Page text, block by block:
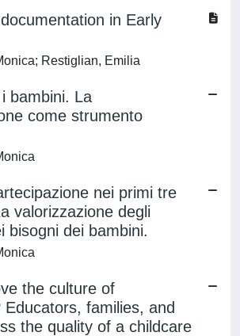
in Early
Restiglian, Emilia
i bambini. La
come strumento
nei primi tre
valorizzazione degli
bisogni dei bambini.
the culture of
Educators, families, and
the quality of a childcare